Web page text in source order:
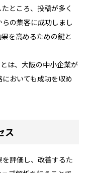
ところ、投稿が多く
の集客に成功しまし
を高めるための鍵と
は、大阪の中小企業が
おいても成功を収め
ス
評価し、改善するた